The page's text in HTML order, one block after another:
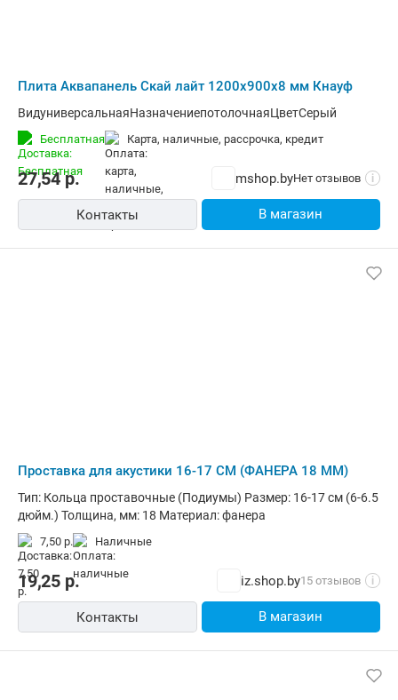
Плита Аквапанель Скай лайт 1200х900х8 мм Кнауф
ВидуниверсальнаяНазначениепотолочнаяЦветСерый
Бесплатная карта, наличные, рассрочка, кредит
27,54р. mshop.byНет отзывов i
Контакты В магазин
Проставка для акустики 16-17 СМ (ФАНЕРА 18 ММ)
Тип: Кольца проставочные (Подиумы) Размер: 16-17 см (6-6.5
дюйм.) Толщина, мм: 18 Материал: фанера
7,50 р. наличные
19,25 р. iz.shop.by15 отзывов i
Контакты В магазин